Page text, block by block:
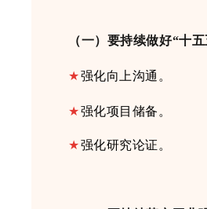
（一） 要持续做好“十五
★强化向上沟通。
★强化项目储备 。
★强化研究论证 。